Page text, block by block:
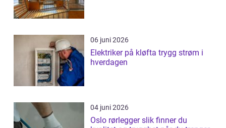
06 juni 2026
Elektriker på kløfta trygg strøm i
hverdagen
04 juni 2026
Oslo rørlegger slik finner du